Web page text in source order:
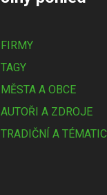
FIRMY
TAGY
MĚSTA A OBCE
AUTOŘI A ZDROJE
TRADIČNÍ A